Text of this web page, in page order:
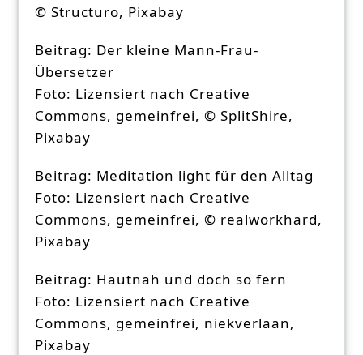
© Structuro, Pixabay
Beitrag: Der kleine Mann-Frau-
Übersetzer
Foto: Lizensiert nach Creative
Commons, gemeinfrei, © SplitShire,
Pixabay
Beitrag: Meditation light für den Alltag
Foto: Lizensiert nach Creative
Commons, gemeinfrei, © realworkhard,
Pixabay
Beitrag: Hautnah und doch so fern
Foto: Lizensiert nach Creative
Commons, gemeinfrei, niekverlaan,
Pixabay